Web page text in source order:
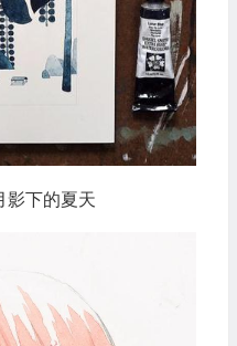
影下的夏天